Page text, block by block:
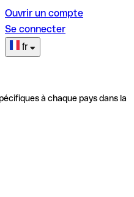
Ouvrir un compte
Se connecter
fr
à chaque pays dans la